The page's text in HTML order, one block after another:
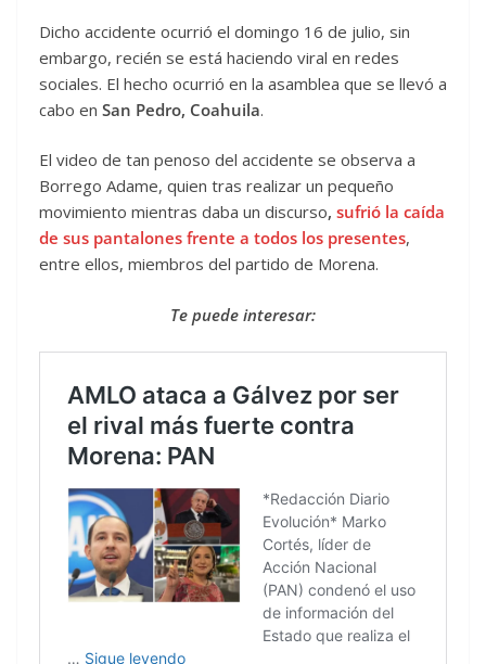
Dicho accidente ocurrió el domingo 16 de julio, sin
embargo, recién se está haciendo viral en redes
sociales. El hecho ocurrió en la asamblea que se llevó a
cabo en San Pedro, Coahuila.
El video de tan penoso del accidente se observa a
Borrego Adame, quien tras realizar un pequeño
movimiento mientras daba un discurso, sufrió la caída
de sus pantalones frente a todos los presentes,
entre ellos, miembros del partido de Morena.
Te puede interesar: